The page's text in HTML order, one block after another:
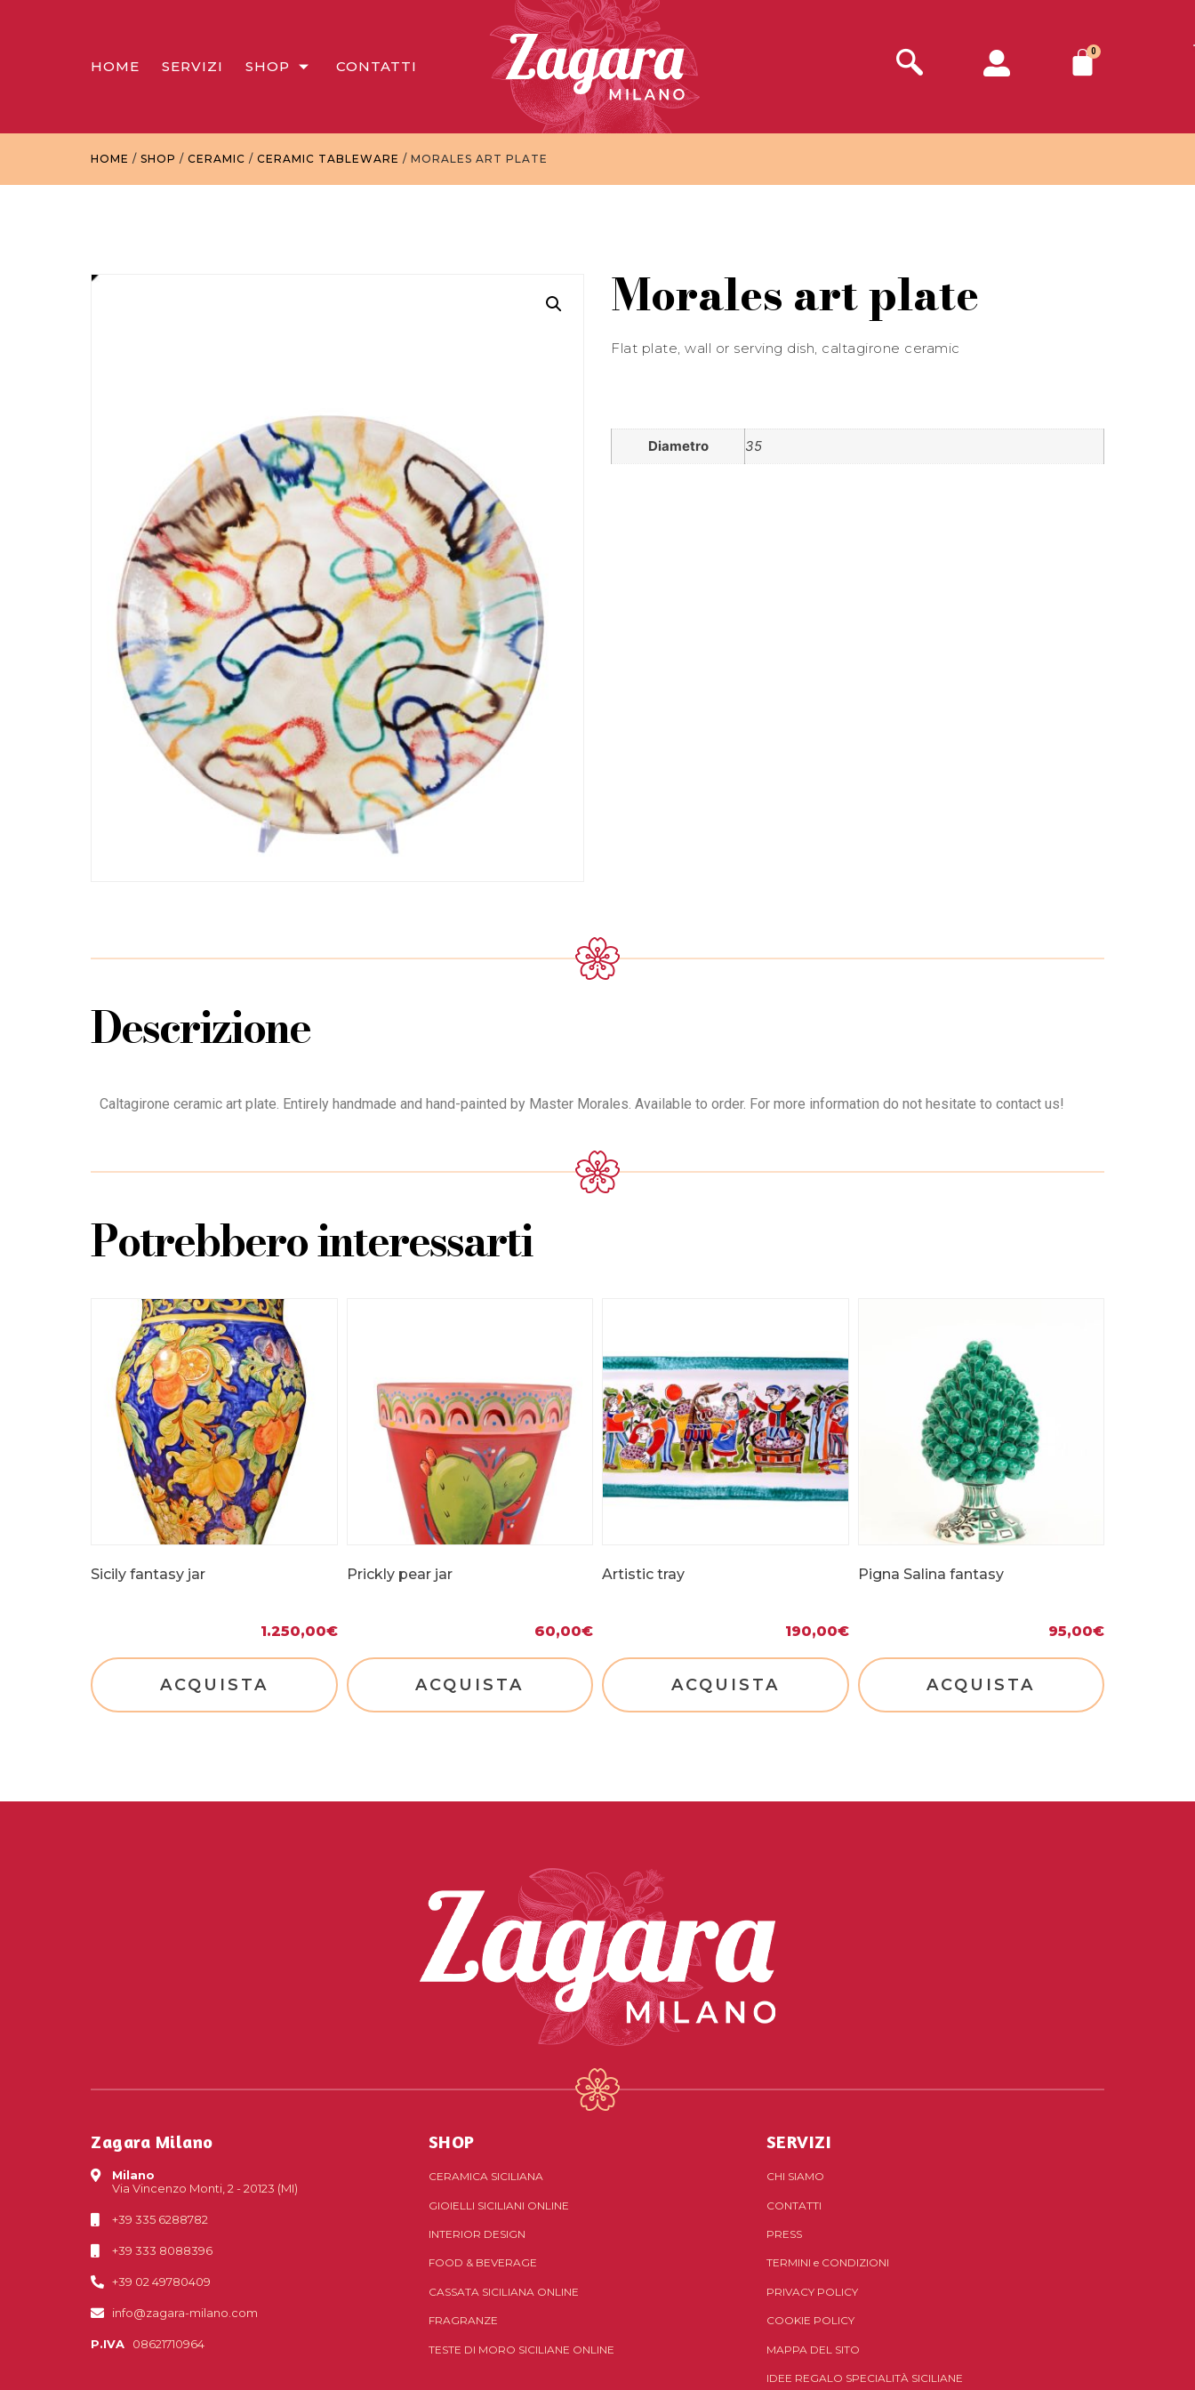
HOME SERVIZI SHOP CONTATTI
0
HOME / SHOP / CERAMIC / CERAMIC TABLEWARE / MORALES ART PLATE
Morales art plate
Flat plate, wall or serving dish, caltagirone ceramic
Diametro 35
Descrizione
Caltagirone ceramic art plate. Entirely handmade and hand-painted by Master Morales. Available to order. For more information do not hesitate to contact us!
Potrebbero interessarti
Sicily fantasy jar
1.250,00€
ACQUISTA
Prickly pear jar
60,00€
ACQUISTA
Artistic tray
190,00€
ACQUISTA
Pigna Salina fantasy
95,00€
ACQUISTA
Zagara Milano
Milano
Via Vincenzo Monti, 2 - 20123 (MI)
+39 335 6288782
+39 333 8088396
+39 02 49780409
info@zagara-milano.com
P.IVA 08621710964
SHOP
CERAMICA SICILIANA
GIOIELLI SICILIANI ONLINE
INTERIOR DESIGN
FOOD & BEVERAGE
CASSATA SICILIANA ONLINE
FRAGRANZE
TESTE DI MORO SICILIANE ONLINE
SERVIZI
CHI SIAMO
CONTATTI
PRESS
TERMINI eCONDIZIONI
PRIVACY POLICY
COOKIE POLICY
MAPPA DEL SITO
IDEE REGALO SPECIALITÀ SICILIANE